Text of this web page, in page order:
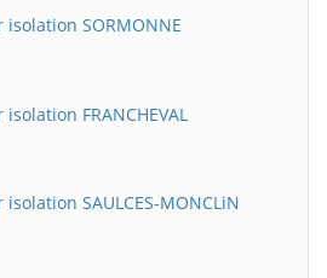
SORMONNE
FRANCHEVAL
SAULCES-MONCLiN